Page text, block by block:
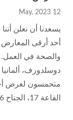
12 May, 2023
أحد أرقى المعارض
والصحة في
متحمسون لعرض
القاعة 17، الجناح 17E66.